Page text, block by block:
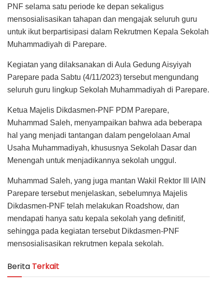
PNF selama satu periode ke depan sekaligus
mensosialisasikan tahapan dan mengajak seluruh guru
untuk ikut berpartisipasi dalam Rekrutmen Kepala Sekolah
Muhammadiyah di Parepare.
Kegiatan yang dilaksanakan di Aula Gedung Aisyiyah
Parepare pada Sabtu (4/11/2023) tersebut mengundang
seluruh guru lingkup Sekolah Muhammadiyah di Parepare.
Ketua Majelis Dikdasmen-PNF PDM Parepare,
Muhammad Saleh, menyampaikan bahwa ada beberapa
hal yang menjadi tantangan dalam pengelolaan Amal
Usaha Muhammadiyah, khususnya Sekolah Dasar dan
Menengah untuk menjadikannya sekolah unggul.
Muhammad Saleh, yang juga mantan Wakil Rektor III IAIN
Parepare tersebut menjelaskan, sebelumnya Majelis
Dikdasmen-PNF telah melakukan Roadshow, dan
mendapati hanya satu kepala sekolah yang definitif,
sehingga pada kegiatan tersebut Dikdasmen-PNF
mensosialisasikan rekrutmen kepala sekolah.
Berita Terkait